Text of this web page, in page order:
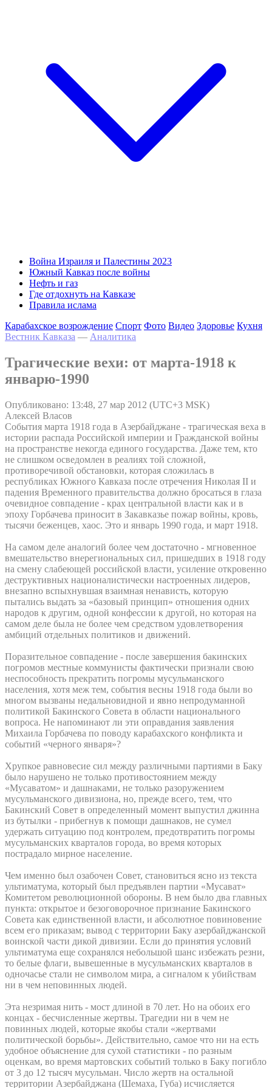
Война Израиля и Палестины 2023
Южный Кавказ после войны
Нефть и газ
Где отдохнуть на Кавказе
Правила ислама
Карабахское возрождение Спорт Фото Видео Здоровье Кухня
Вестник Кавказа — Аналитика
Трагические вехи: от марта-1918 к
январю-1990
Опубликовано: 13:48, 27 мар 2012 (UTC+3 MSK)
Алексей Власов
События марта 1918 года в Азербайджане - трагическая веха в
истории распада Российской империи и Гражданской войны
на пространстве некогда единого государства. Даже тем, кто
не слишком осведомлен в реалиях той сложной,
противоречивой обстановки, которая сложилась в
республиках Южного Кавказа после отречения Николая II и
падения Временного правительства должно бросаться в глаза
очевидное совпадение - крах центральной власти как и в
эпоху Горбачева приносит в Закавказье пожар войны, кровь,
тысячи беженцев, хаос. Это и январь 1990 года, и март 1918.
На самом деле аналогий более чем достаточно - мгновенное
вмешательство внерегиональных сил, пришедших в 1918 году
на смену слабеющей российской власти, усиление откровенно
деструктивных националистически настроенных лидеров,
внезапно вспыхнувшая взаимная ненависть, которую
пытались выдать за «базовый принцип» отношения одних
народов к другим, одной конфессии к другой, но которая на
самом деле была не более чем средством удовлетворения
амбиций отдельных политиков и движений.
Поразительное совпадение - после завершения бакинских
погромов местные коммунисты фактически признали свою
неспособность прекратить погромы мусульманского
населения, хотя меж тем, события весны 1918 года были во
многом вызваны недальновидной и явно непродуманной
политикой Бакинского Совета в области национального
вопроса. Не напоминают ли эти оправдания заявления
Михаила Горбачева по поводу карабахского конфликта и
событий «черного января»?
Хрупкое равновесие сил между различными партиями в Баку
было нарушено не только противостоянием между
«Мусаватом» и дашнаками, не только разоружением
мусульманского дивизиона, но, прежде всего, тем, что
Бакинский Совет в определенный момент выпустил джинна
из бутылки - прибегнув к помощи дашнаков, не сумел
удержать ситуацию под контролем, предотвратить погромы
мусульманских кварталов города, во время которых
пострадало мирное население.
Чем именно был озабочен Совет, становиться ясно из текста
ультиматума, который был предъявлен партии «Мусават»
Комитетом революционной обороны. В нем было два главных
пункта: открытое и безоговорочное признание Бакинского
Совета как единственной власти, и абсолютное повиновение
всем его приказам; вывод с территории Баку азербайджанской
воинской части дикой дивизии. Если до принятия условий
ультиматума еще сохранялся небольшой шанс избежать резни,
то белые флаги, вывешенные в мусульманских кварталов в
одночасье стали не символом мира, а сигналом к убийствам
ни в чем неповинных людей.
Эта незримая нить - мост длиной в 70 лет. Но на обоих его
концах - бесчисленные жертвы. Трагедии ни в чем не
повинных людей, которые якобы стали «жертвами
политической борьбы». Действительно, самое что ни на есть
удобное объяснение для сухой статистики - по разным
оценкам, во время мартовских событий только в Баку погибло
от 3 до 12 тысяч мусульман. Число жертв на остальной
территории Азербайджана (Шемаха, Губа) исчисляется